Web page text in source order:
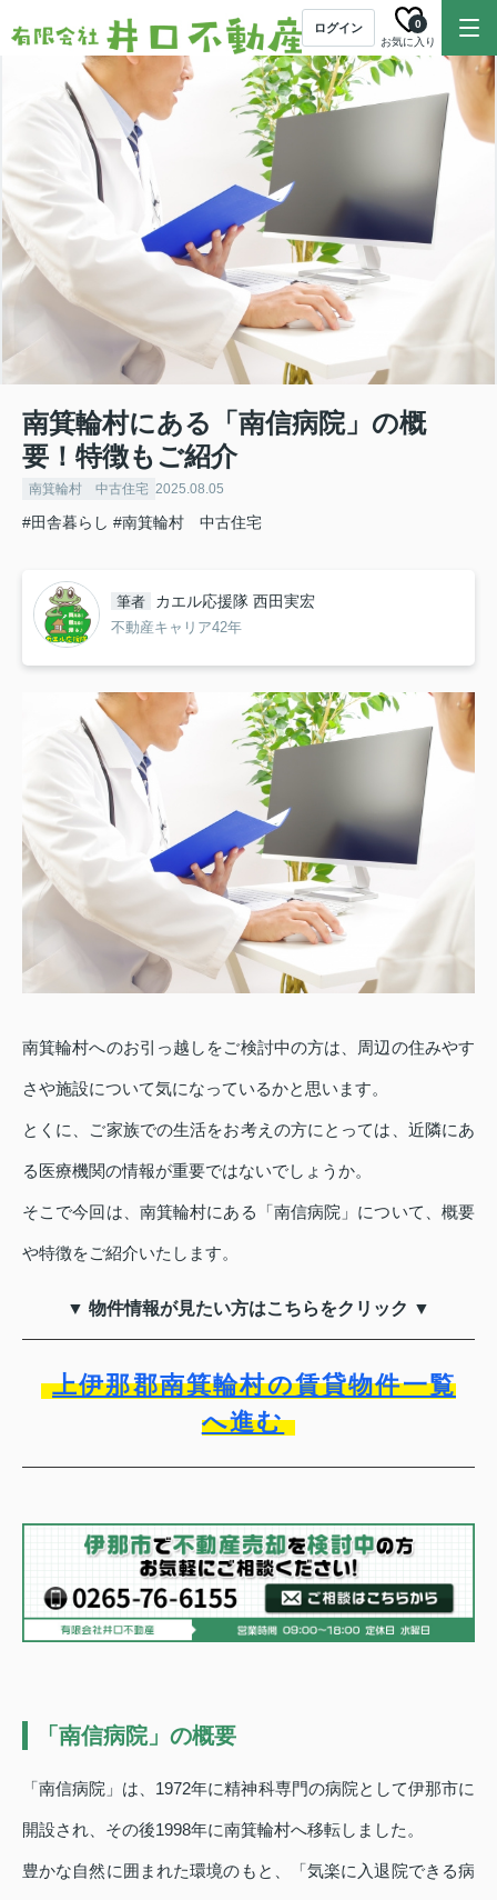
ログイン
お気に入り
0
南箕輪村にある「南信病院」の概
要！特徴もご紹介
南箕輪村 中古住宅 2025.08.05
#田舎暮らし #南箕輪村 中古住宅
筆者 カエル応援隊 西田実宏
不動産キャリア42年
南箕輪村へのお引っ越しをご検討中の方は、周辺の住みやす
さや施設について気になっているかと思います。
とくに、ご家族での生活をお考えの方にとっては、近隣にあ
る医療機関の情報が重要ではないでしょうか。
そこで今回は、南箕輪村にある「南信病院」について、概要
や特徴をご紹介いたします。
▼ 物件情報が見たい方はこちらをクリック ▼
上伊那郡南箕輪村の賃貸物件一覧
へ進む
「南信病院」の概要
「南信病院」は、1972年に精神科専門の病院として伊那市に
開設され、その後1998年に南箕輪村へ移転しました。
豊かな自然に囲まれた環境のもと、「気楽に入退院できる病